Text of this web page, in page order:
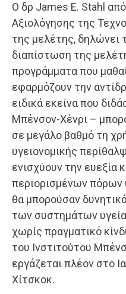
Ο δρ James E. Stahl
Αξιολόγησης της
της μελέτης, δηλώνει
διαπίστωση της
προγράμματα που
εφαρμόζουν την
ειδικά εκείνα που
Μπένσον-Χένρι –
σε μεγάλο βαθμό τη
υγειονομικής
ενισχύουν την ευεξία
περιορισμένων πόρων
θα μπορούσαν
των συστημάτων
χωρίς πραγματικό
του Ινστιτούτου
εργάζεται πλέον στο
Χίτσκοκ.